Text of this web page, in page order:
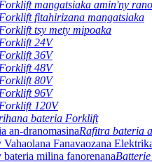
mangatsiaka amin'ny
fitahirizana mangatsiaka
tsy mety mipoaka
24V
36V
48V
80V
96V
120V
bateria Forklift
Rafitra bateria